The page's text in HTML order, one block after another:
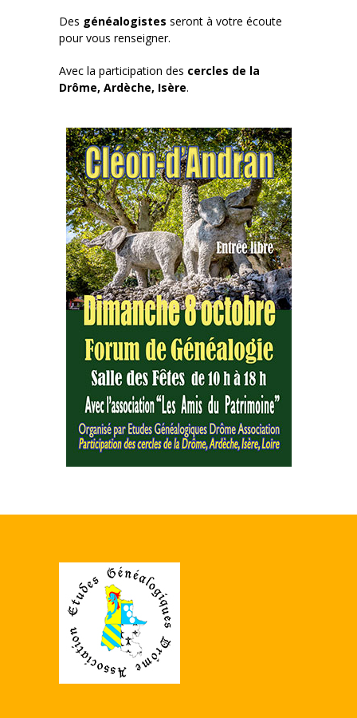
Des généalogistes seront à votre écoute
pour vous renseigner.
Avec la participation des cercles de la
Drôme, Ardèche, Isère.